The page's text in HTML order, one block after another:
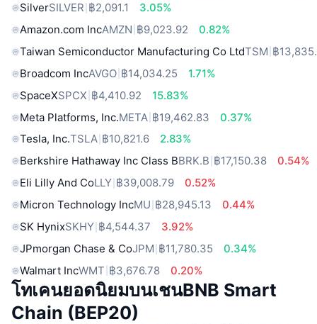
SilverSILVER ฿2,091.1
3.05%
Amazon.com IncAMZN ฿9,023.92
0.82%
Taiwan Semiconductor Manufacturing Co LtdTSM ฿
Broadcom IncAVGO ฿14,034.25
1.71%
SpaceXSPCX ฿4,410.92
15.83%
Meta Platforms, Inc.META ฿19,462.83
0.37%
Tesla, Inc.TSLA ฿10,821.6
2.83%
Berkshire Hathaway Inc Class BBRK.B ฿17,150.38
0.54%
Eli Lilly And CoLLY ฿39,008.79
0.52%
Micron Technology IncMU ฿28,945.13
0.44%
SK HynixSKHY ฿4,544.37
3.92%
JPmorgan Chase & CoJPM ฿11,780.35
0.34%
Walmart IncWMT ฿3,676.78 0.20%
โทเคนยอดนิยมบนเชนBNB Smart
Chain (BEP20)